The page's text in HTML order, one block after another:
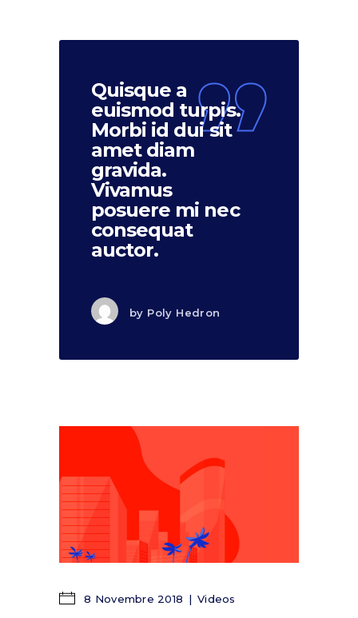
Quisque a
euismod turpis.
Morbi id dui sit
amet diam
gravida.
Vivamus
posuere mi nec
consequat
auctor.
by Poly Hedron
8 Novembre 2018 Videos